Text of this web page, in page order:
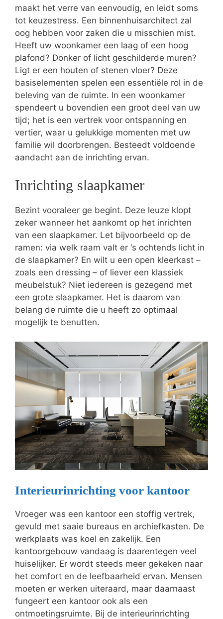
maakt het verre van eenvoudig, en leidt soms
tot keuzestress. Een binnenhuisarchitect zal
oog hebben voor zaken die u misschien mist.
Heeft uw woonkamer een laag of een hoog
plafond? Donker of licht geschilderde muren?
Ligt er een houten of stenen vloer? Deze
basiselementen spelen een essentiële rol in de
beleving van de ruimte. In een woonkamer
spendeert u bovendien een groot deel van uw
tijd; het is een vertrek voor ontspanning en
vertier, waar u gelukkige momenten met uw
familie wil doorbrengen. Besteedt voldoende
aandacht aan de inrichting ervan.
Inrichting slaapkamer
Bezint vooraleer ge begint. Deze leuze klopt
zeker wanneer het aankomt op het inrichten
van een slaapkamer. Let bijvoorbeeld op de
ramen: via welk raam valt er ‘s ochtends licht in
de slaapkamer? En wilt u een open kleerkast –
zoals een dressing – of liever een klassiek
meubelstuk? Niet iedereen is gezegend met
een grote slaapkamer. Het is daarom van
belang de ruimte die u heeft zo optimaal
mogelijk te benutten.
Interieurinrichting voor kantoor
Vroeger was een kantoor een stoffig vertrek,
gevuld met saaie bureaus en archiefkasten. De
werkplaats was koel en zakelijk. Een
kantoorgebouw vandaag is daarentegen veel
huiselijker. Er wordt steeds meer gekeken naar
het comfort en de leefbaarheid ervan. Mensen
moeten er werken uiteraard, maar daarnaast
fungeert een kantoor ook als een
ontmoetingsruimte. Bij de interieurinrichting